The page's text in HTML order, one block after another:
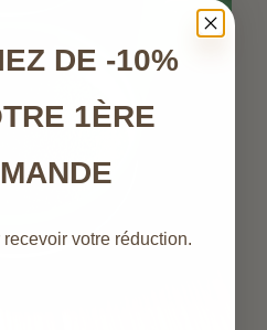
DE -10%
1ÈRE
recevoir votre réduction.